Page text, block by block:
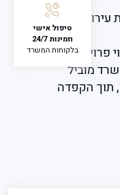
פרויקטים של
מוביל
תוך הקפדה
טיפול אישי
וזמינות 24/7
בלקוחות המשרד